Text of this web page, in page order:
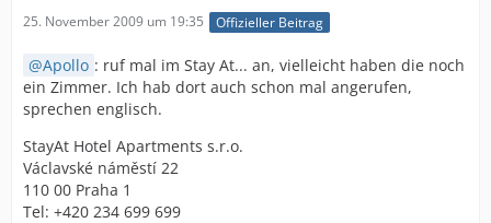
25. November 2009 um 19:35 Offizieller Beitrag
Apollo : ruf mal im Stay At... an, vielleicht haben die noch
ein Zimmer. Ich hab dort auch schon mal angerufen,
sprechen englisch.
StayAt Hotel Apartments s.r.o.
Václavské náměstí 22
110 00 Praha 1
Tel: +420 234 699 699